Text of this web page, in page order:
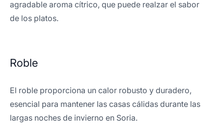
agradable aroma cítrico, que puede realzar el sabor
de los platos.
Roble
El roble proporciona un calor robusto y duradero,
esencial para mantener las casas cálidas durante las
largas noches de invierno en Soria.